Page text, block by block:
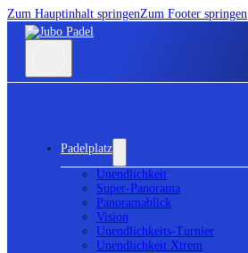
Zum Hauptinhalt springenZum Footer springen
Padelplatz
Unendlichkeit
Super-Panorama
Panoramablick
Vision
Unendlichkeits-Turnier
Unendlichkeit Xtrem